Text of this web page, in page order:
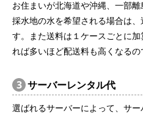
お住まいが北海道や沖縄、一部
採水地の水を希望される場合は
す。また送料は１ケースごとに
れば多いほど配送料も高くなるの
3 サーバーレンタル代
選ばれるサーバーによって、サ